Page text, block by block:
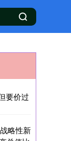
要价过
略性新